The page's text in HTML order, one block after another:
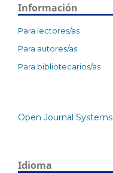
Información
Para lectores/as
Para autores/as
Para bibliotecarios/as
Open Journal Systems
Idioma